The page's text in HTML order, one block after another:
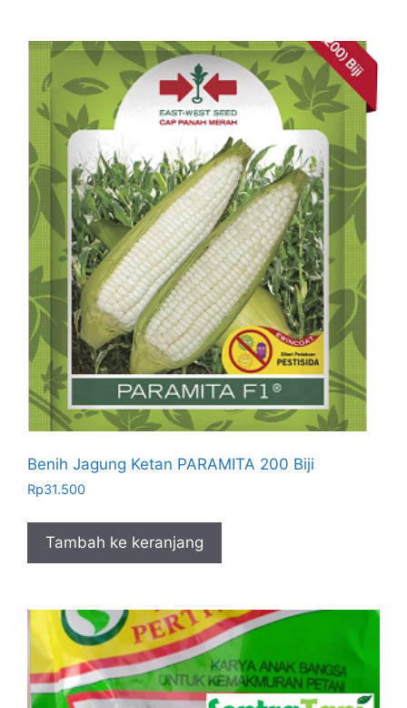
Benih Jagung Ketan PARAMITA 200 Biji
Rp31.500
Tambah ke keranjang